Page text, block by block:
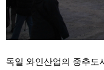
토
트
사
독일 와인산업의 중추도